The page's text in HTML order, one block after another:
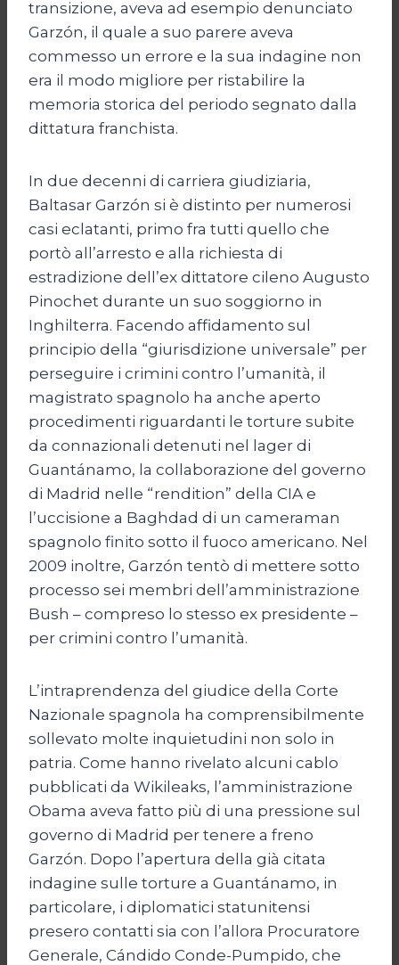
transizione, aveva ad esempio denunciato
Garzón, il quale a suo parere aveva
commesso un errore e la sua indagine non
era il modo migliore per ristabilire la
memoria storica del periodo segnato dalla
dittatura franchista.
In due decenni di carriera giudiziaria,
Baltasar Garzón si è distinto per numerosi
casi eclatanti, primo fra tutti quello che
portò all’arresto e alla richiesta di
estradizione dell’ex dittatore cileno Augusto
Pinochet durante un suo soggiorno in
Inghilterra. Facendo affidamento sul
principio della “giurisdizione universale” per
perseguire i crimini contro l’umanità, il
magistrato spagnolo ha anche aperto
procedimenti riguardanti le torture subite
da connazionali detenuti nel lager di
Guantánamo, la collaborazione del governo
di Madrid nelle “rendition” della CIA e
l’uccisione a Baghdad di un cameraman
spagnolo finito sotto il fuoco americano. Nel
2009 inoltre, Garzón tentò di mettere sotto
processo sei membri dell’amministrazione
Bush – compreso lo stesso ex presidente –
per crimini contro l’umanità.
L’intraprendenza del giudice della Corte
Nazionale spagnola ha comprensibilmente
sollevato molte inquietudini non solo in
patria. Come hanno rivelato alcuni cablo
pubblicati da Wikileaks, l’amministrazione
Obama aveva fatto più di una pressione sul
governo di Madrid per tenere a freno
Garzón. Dopo l’apertura della già citata
indagine sulle torture a Guantánamo, in
particolare, i diplomatici statunitensi
presero contatti sia con l’allora Procuratore
Generale, Cándido Conde-Pumpido, che